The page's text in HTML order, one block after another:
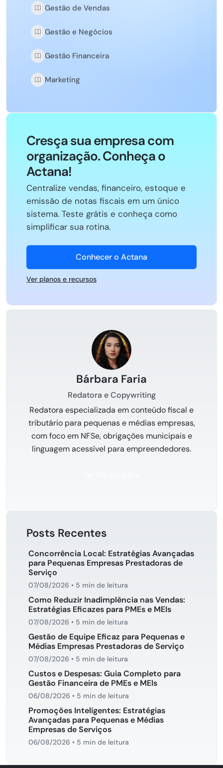
Gestão de Vendas
Gestão e Negócios
Gestão Financeira
Marketing
Cresça sua empresa com
organização. Conheça o
Actana!
Centralize vendas, financeiro, estoque e
emissão de notas fiscais em um único
sistema. Teste grátis e conheça como
simplificar sua rotina.
Conhecer o Actana
Ver planos e recursos
Bárbara Faria
Redatora e Copywriting
Redatora especializada em conteúdo fiscal e
tributário para pequenas e médias empresas,
com foco em NFSe, obrigações municipais e
linguagem acessível para empreendedores.
Posts Recentes
Concorrência Local: Estratégias Avançadas
para Pequenas Empresas Prestadoras de
Serviço
07/08/2026 • 5 min de leitura
Como Reduzir Inadimplência nas Vendas:
Estratégias Eficazes para PMEs e MEIs
07/08/2026 • 5 min de leitura
Gestão de Equipe Eficaz para Pequenas e
Médias Empresas Prestadoras de Serviço
07/08/2026 • 5 min de leitura
Custos e Despesas: Guia Completo para
Gestão Financeira de PMEs e MEIs
06/08/2026 • 5 min de leitura
Promoções Inteligentes: Estratégias
Avançadas para Pequenas e Médias
Empresas de Serviços
06/08/2026 • 5 min de leitura